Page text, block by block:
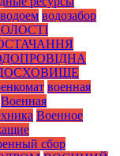
водоем водозабор
военная
Военная
Военное
сбор